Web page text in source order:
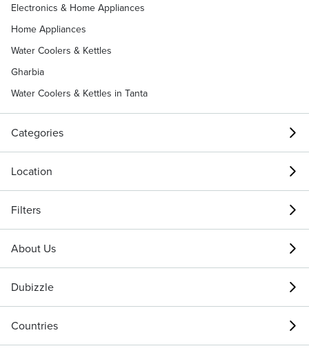
Electronics & Home Appliances
Home Appliances
Water Coolers & Kettles
Gharbia
Water Coolers & Kettles in Tanta
Categories
Location
Filters
About Us
Dubizzle
Countries